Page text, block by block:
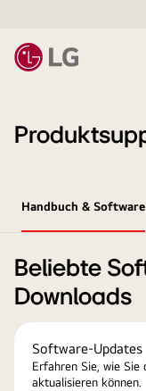
Handbuch & Software
Beliebte
Downloads
Software-Updates
Erfahren Sie, wie Sie
aktualisieren können.